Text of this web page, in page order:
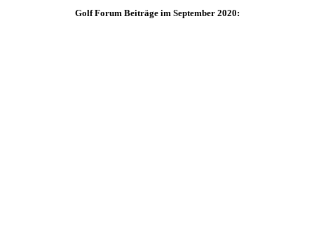
Golf Forum Beiträge im September 2020: